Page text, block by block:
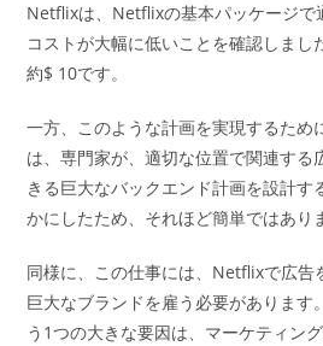
Netflixは、Netflixの基本パッケージで
コストが大幅に低いことを確認しまし
約$ 10です。
一方、このような計画を実現するため
は、専門家が、適切な位置で関連する
きる巨大なバックエンド計画を設計す
かにしたため、それほど簡単ではあり
同様に、この仕事には、Netflixで広告
巨大なブランドを雇う必要があります
う1つの大きな要因は、マーケティン